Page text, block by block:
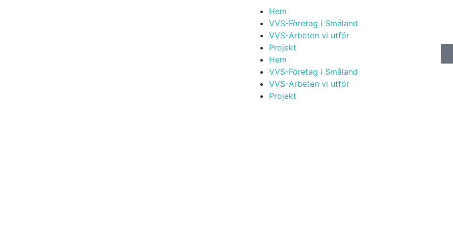
Hem
VVS-Företag i Småland
VVS-Arbeten vi utför
Projekt
Hem
VVS-Företag i Småland
VVS-Arbeten vi utför
Projekt